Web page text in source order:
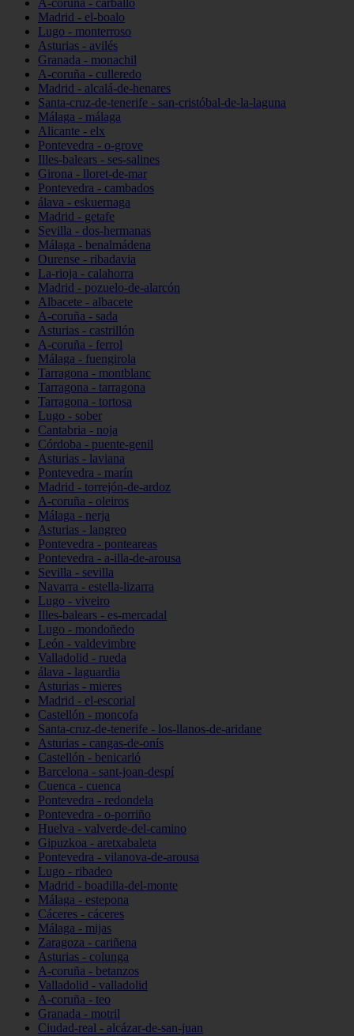
A-coruña - carballo
Madrid - el-boalo
Lugo - monterroso
Asturias - avilés
Granada - monachil
A-coruña - culleredo
Madrid - alcalá-de-henares
Santa-cruz-de-tenerife - san-cristóbal-de-la-laguna
Málaga - málaga
Alicante - elx
Pontevedra - o-grove
Illes-balears - ses-salines
Girona - lloret-de-mar
Pontevedra - cambados
álava - eskuernaga
Madrid - getafe
Sevilla - dos-hermanas
Málaga - benalmádena
Ourense - ribadavia
La-rioja - calahorra
Madrid - pozuelo-de-alarcón
Albacete - albacete
A-coruña - sada
Asturias - castrillón
A-coruña - ferrol
Málaga - fuengirola
Tarragona - montblanc
Tarragona - tarragona
Tarragona - tortosa
Lugo - sober
Cantabria - noja
Córdoba - puente-genil
Asturias - laviana
Pontevedra - marín
Madrid - torrejón-de-ardoz
A-coruña - oleiros
Málaga - nerja
Asturias - langreo
Pontevedra - ponteareas
Pontevedra - a-illa-de-arousa
Sevilla - sevilla
Navarra - estella-lizarra
Lugo - viveiro
Illes-balears - es-mercadal
Lugo - mondoñedo
León - valdevimbre
Valladolid - rueda
álava - laguardia
Asturias - mieres
Madrid - el-escorial
Castellón - moncofa
Santa-cruz-de-tenerife - los-llanos-de-aridane
Asturias - cangas-de-onís
Castellón - benicarló
Barcelona - sant-joan-despí
Cuenca - cuenca
Pontevedra - redondela
Pontevedra - o-porriño
Huelva - valverde-del-camino
Gipuzkoa - aretxabaleta
Pontevedra - vilanova-de-arousa
Lugo - ribadeo
Madrid - boadilla-del-monte
Málaga - estepona
Cáceres - cáceres
Málaga - mijas
Zaragoza - cariñena
Asturias - colunga
A-coruña - betanzos
Valladolid - valladolid
A-coruña - teo
Granada - motril
Ciudad-real - alcázar-de-san-juan